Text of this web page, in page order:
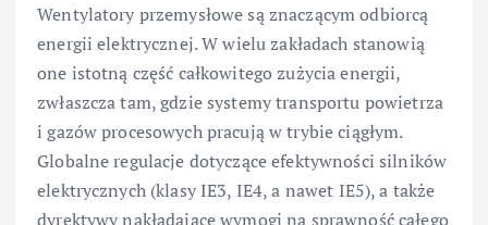
Wentylatory przemysłowe są znaczącym odbiorcą
energii elektrycznej. W wielu zakładach stanowią
one istotną część całkowitego zużycia energii,
zwłaszcza tam, gdzie systemy transportu powietrza
i gazów procesowych pracują w trybie ciągłym.
Globalne regulacje dotyczące efektywności silników
elektrycznych (klasy IE3, IE4, a nawet IE5), a także
dyrektywy nakładające wymogi na sprawność całego